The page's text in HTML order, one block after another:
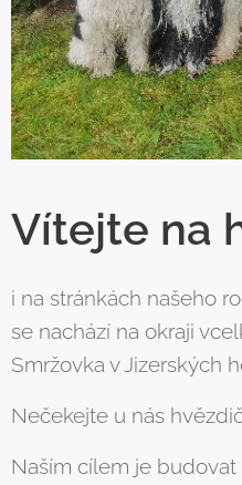
Vítejte na
i na stránkách našeho
se nachází na okraji
Smržovka v Jizerských
Nečekejte u nás
Naším cílem je